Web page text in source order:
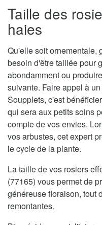
Taille des
haies
Qu'elle soit ornementale,
besoin d'être taillée pour
abondamment ou
suivante. Faire appel à
Soupplets, c'est
qui sera aux petits soins
compte de vos envies.
vos arbustes, cet expert
le cycle de la plante.
La taille de vos rosiers
(77165) vous permet de
généreuse floraison, tout
remontantes.